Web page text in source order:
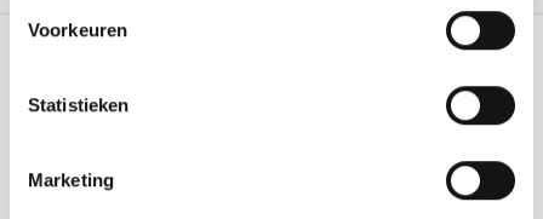
Voorkeuren
Statistieken
Marketing
in 2017, bedoeld om ouders, oppassers en